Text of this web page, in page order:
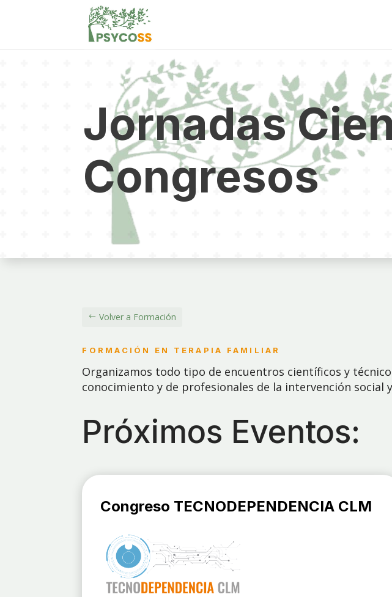
Jornadas
Congresos
Volver a Formación
FORMACIÓN EN TERAPIA FAMILIAR
Organizamos todo tipo de encuentros científicos y
conocimiento y de profesionales de la intervención social
Próximos Eventos:
Congreso TECNODEPENDENCIA CLM